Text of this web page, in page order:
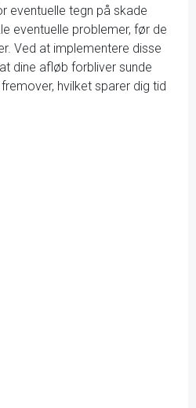
eventuelle tegn på skade
eventuelle problemer, før de
Ved at implementere disse
dine afløb forbliver sunde
hvilket sparer dig tid